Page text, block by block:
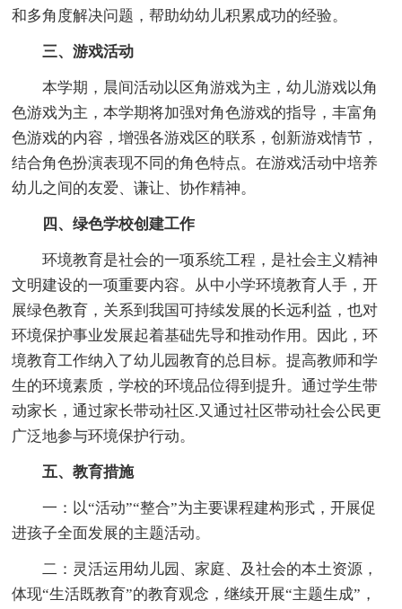
和多角度解决问题，帮助幼幼儿积累成功的经验。
三、游戏活动
本学期，晨间活动以区角游戏为主，幼儿游戏以角
色游戏为主，本学期将加强对角色游戏的指导，丰富角
色游戏的内容，增强各游戏区的联系，创新游戏情节，
结合角色扮演表现不同的角色特点。在游戏活动中培养
幼儿之间的友爱、谦让、协作精神。
四、绿色学校创建工作
环境教育是社会的一项系统工程，是社会主义精神
文明建设的一项重要内容。从中小学环境教育人手，开
展绿色教育，关系到我国可持续发展的长远利益，也对
环境保护事业发展起着基础先导和推动作用。因此，环
境教育工作纳入了幼儿园教育的总目标。提高教师和学
生的环境素质，学校的环境品位得到提升。通过学生带
动家长，通过家长带动社区.又通过社区带动社会公民更
广泛地参与环境保护行动。
五、教育措施
一：以“活动”“整合”为主要课程建构形式，开展促
进孩子全面发展的主题活动。
二：灵活运用幼儿园、家庭、及社会的本土资源，
体现“生活既教育”的教育观念，继续开展“主题生成”，